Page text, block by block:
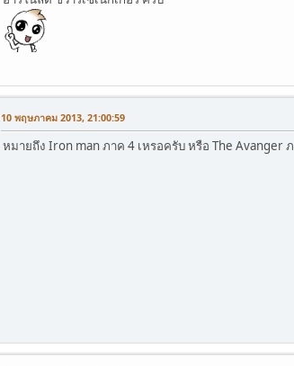
10 พฤษภาคม 2013, 21:00:59
หมายถึง Iron man ภาค 4 เหรอครับ หรือ The Avanger